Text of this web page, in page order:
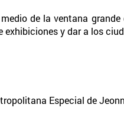
de la ventana
y dar a los
Especial de